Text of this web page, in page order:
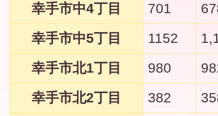
幸手市中4丁目
701
幸手市中5丁目
1152
幸手市北1丁目
980
幸手市北2丁目
382